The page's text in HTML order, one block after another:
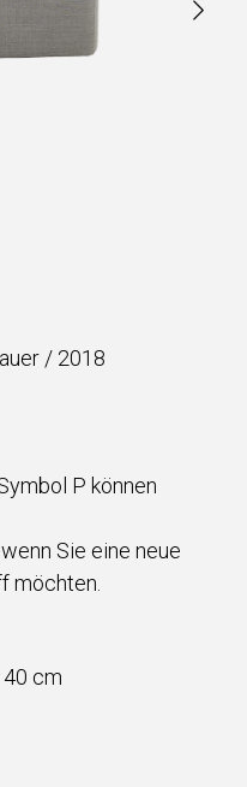
/ 2018
P können
Sie eine neue
möchten.
40 cm